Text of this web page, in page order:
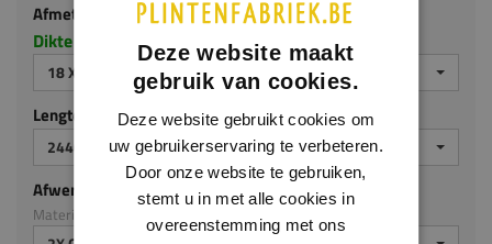
Afmeting
Dikte x hoogte in millimeters
18 X 70 MM
Lengte (mm)
2440 MM
Afwerking
Materiaal: MDF v313
Deze website maakt
gebruik van cookies.
Deze website gebruikt cookies om
uw gebruikerservaring te verbeteren.
Door onze website te gebruiken,
stemt u in met alle cookies in
overeenstemming met ons